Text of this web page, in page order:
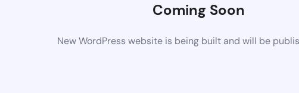
Coming Soon
New WordPress website is being built and will be